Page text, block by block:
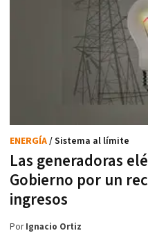
Las generadoras
Gobierno por un
ingresos
ENERGÍA/ Sistema al límite
PorIgnacio Ortiz